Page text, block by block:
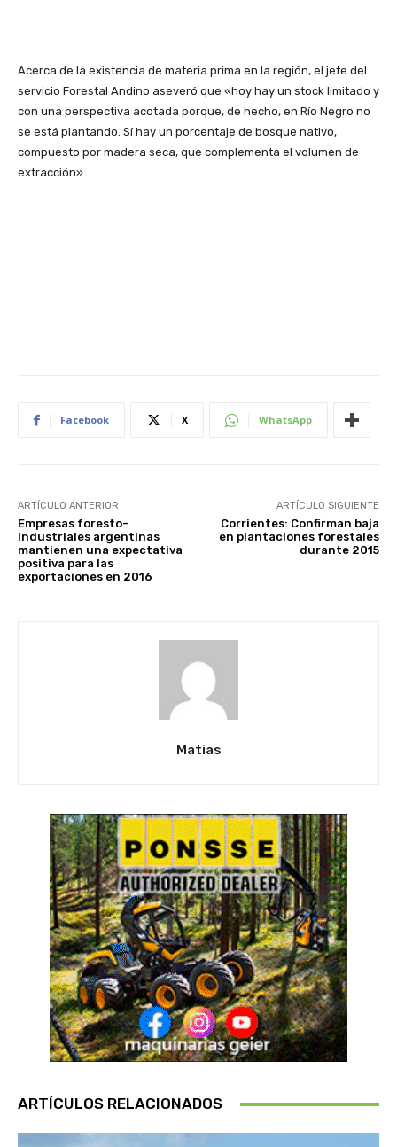
Acerca de la existencia de materia prima en la región, el jefe del
servicio Forestal Andino aseveró que «hoy hay un stock limitado y
con una perspectiva acotada porque, de hecho, en Río Negro no
se está plantando. Sí hay un porcentaje de bosque nativo,
compuesto por madera seca, que complementa el volumen de
extracción».
Facebook X WhatsApp
ARTÍCULO ANTERIOR
Empresas foresto-
industriales argentinas
mantienen una expectativa
positiva para las
exportaciones en 2016
ARTÍCULO SIGUIENTE
Corrientes: Confirman baja
en plantaciones forestales
durante 2015
Matias
ARTÍCULOS RELACIONADOS